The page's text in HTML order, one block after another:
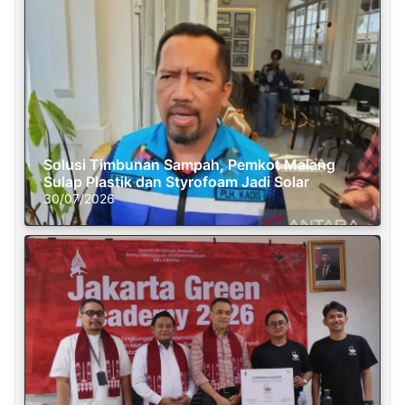
Solusi Timbunan Sampah, Pemkot Malang
Sulap Plastik dan Styrofoam Jadi Solar
30/07/2026